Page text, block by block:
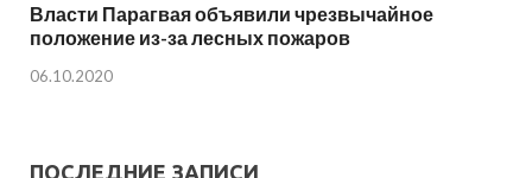
Власти Парагвая объявили чрезвычайное
положение из-за лесных пожаров
06.10.2020
ПОСЛЕДНИЕ ЗАПИСИ